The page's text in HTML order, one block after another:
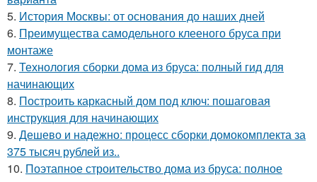
5. История Москвы: от основания до наших дней
6. Преимущества самодельного клееного бруса при
монтаже
7. Технология сборки дома из бруса: полный гид для
начинающих
8. Построить каркасный дом под ключ: пошаговая
инструкция для начинающих
9. Дешево и надежно: процесс сборки домокомплекта за
375 тысяч рублей из..
10. Поэтапное строительство дома из бруса: полное